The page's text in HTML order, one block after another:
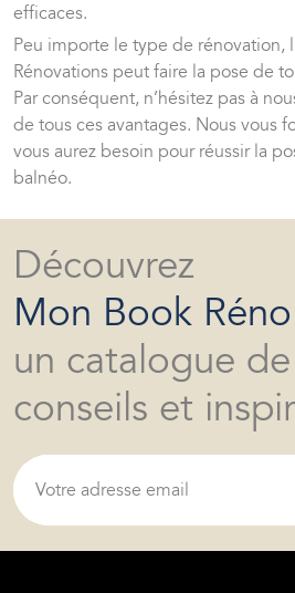
efficaces.
Peu importe le type de rénovation,
Rénovations peut faire la pose de
Par conséquent, n’hésitez pas à
de tous ces avantages. Nous vous
vous aurez besoin pour réussir la
balnéo.
Découvrez
Mon Book
un catalogue de
conseils et